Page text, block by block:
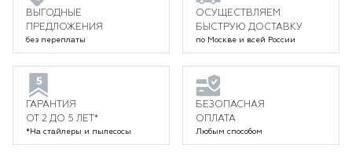
ВЫГОДНЫЕ
ПРЕДЛОЖЕНИЯ
без переплаты
ОСУЩЕСТВЛЯЕМ
БЫСТРУЮ ДОСТАВКУ
по Москве и всей России
ГАРАНТИЯ
ОТ 2 ДО 5 ЛЕТ*
*На стайлеры и пылесосы
БЕЗОПАСНАЯ
ОПЛАТА
Любым способом